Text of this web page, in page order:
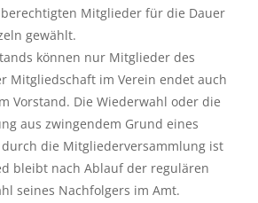
Mitglieder für die Dauer
gewählt.
können nur Mitglieder des
Mitgliedschaft im Verein endet auch
Vorstand. Die Wiederwahl oder die
aus zwingendem Grund eines
die Mitgliederversammlung ist
bleibt nach Ablauf der regulären
seines Nachfolgers im Amt.